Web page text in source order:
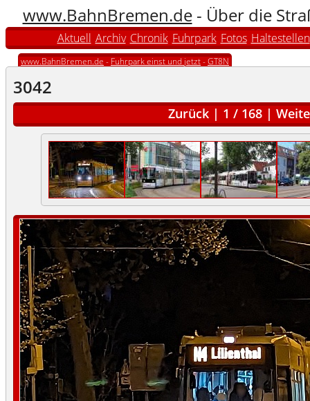
www.BahnBremen.de- Über die
Aktuell Archiv Chronik Fuhrpark Fotos Haltestellen
www.BahnBremen.de - Fuhrpark einst und jetzt-GT8N
3042
Zurück | 1 / 168 |